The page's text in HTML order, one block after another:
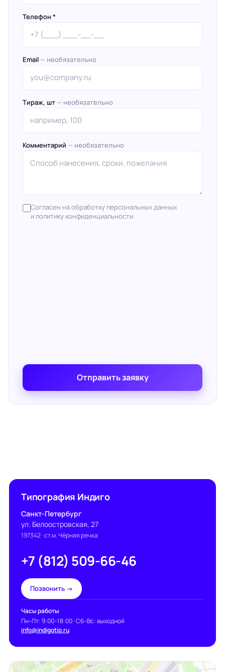
Телефон *
Email — необязательно
Тираж, шт — необязательно
Комментарий — необязательно
Согласен на обработку персональных данных
и политику конфиденциальности.
Отправить заявку
Типография Индиго
Санкт-Петербург
ул. Белоостровская, 27
197342· ст.м. Чёрная речка
+7 (812) 509-66-46
Позвонить →
Часы работы
Пн–Пт: 9:00–18:00 · Сб–Вс: выходной
info@indigotip.ru